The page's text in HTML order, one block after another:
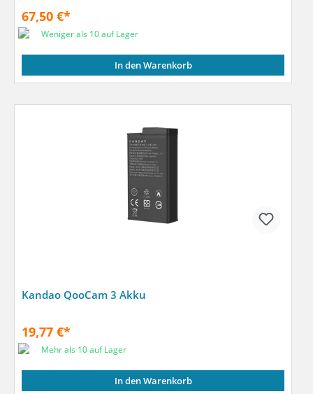
67,50 €*
Weniger als 10 auf Lager
In den Warenkorb
Kandao QooCam 3 Akku
19,77 €*
Mehr als 10 auf Lager
In den Warenkorb